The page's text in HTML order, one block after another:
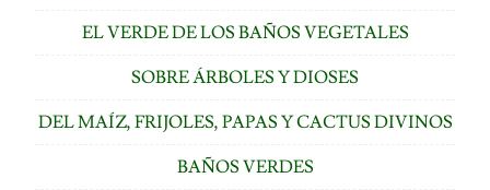
EL VERDE DE LOS BAÑOS VEGETALES
SOBRE ÁRBOLES Y DIOSES
DEL MAÍZ, FRIJOLES, PAPAS Y CACTUS DIVINOS
BAÑOS VERDES